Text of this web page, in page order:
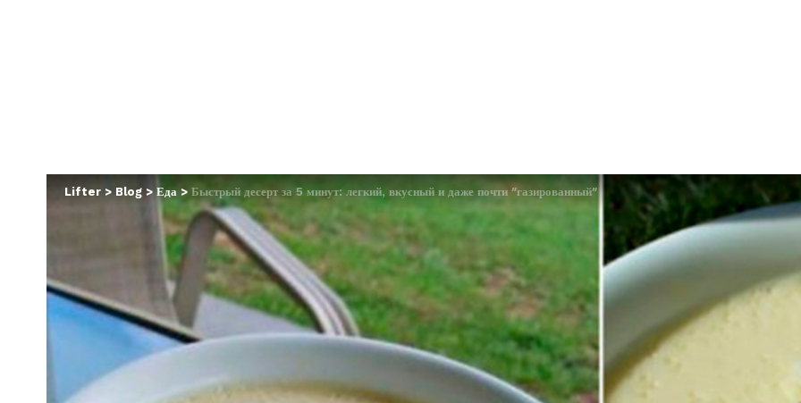
Lifter > Blog > Еда > Быстрый десерт за 5 минут: легкий, вкусный и даже почти ″газированный″